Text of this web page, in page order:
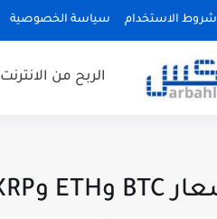
شروط الاستخدام سياسة الخصوصية
الربح من الانترنت